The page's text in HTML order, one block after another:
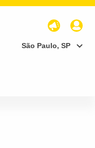
São Paulo, SP